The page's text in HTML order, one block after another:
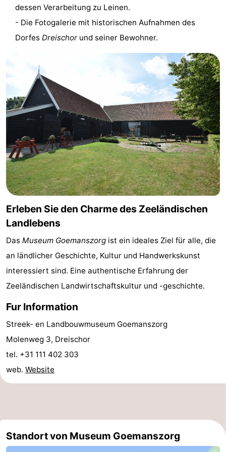
trinken
Praktisch
Route
-
Reisebuchshop
Medizin
Adressen
Region
Südholland
-
Leiden
Bollenstreek
-
Natur
Hollands
Duin
-
Noordwijk
-
Katwijk
-
Scheveningen
-
Den
-
Schouwen-
dessen Verarbeitung zu Leinen.
- Die Fotogalerie mit historischen Aufnahmen des
Dorfes Dreischor und seiner Bewohner.
Erleben Sie den Charme des Zeeländischen
Landlebens
Das Museum Goemanszorg ist ein ideales Ziel für alle, die
an ländlicher Geschichte, Kultur und Handwerkskunst
interessiert sind. Eine authentische Erfahrung der
Zeeländischen Landwirtschaftskultur und -geschichte.
Fur Information
Streek- en Landbouwmuseum Goemanszorg
Molenweg 3, Dreischor
tel. +31 111 402 303
web. Website
Standort von Museum Goemanszorg